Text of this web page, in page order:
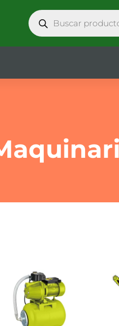
BÚSQUEDA
DE
PRODUCTOS